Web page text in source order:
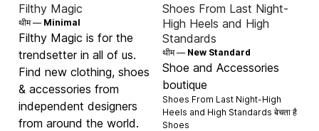
Filthy Magic
थीम — Minimal
Filthy Magic is for the
trendsetter in all of us.
Find new clothing, shoes
& accessories from
independent designers
from around the world.
Shoes From Last Night-
High Heels and High
Standards
थीम — New Standard
Shoe and Accessories
boutique
Shoes From Last Night-High
Heels and High Standards बेचता है
Shoes